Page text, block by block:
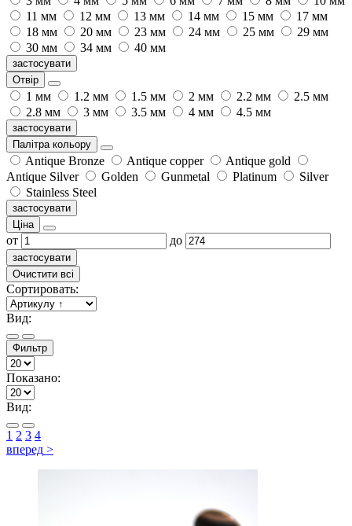
11 мм
12 мм 13 мм 14 мм 15 мм
17 мм
18 мм
20 мм 23 мм 24 мм 25 мм
29 мм
30 мм
34 мм 40 мм
застосувати
Отвір
1 мм 1.2 мм 1.5 мм 2 мм 2.2 мм
2.5 мм
2.8 мм
3 мм 3.5 мм 4 мм 4.5 мм
застосувати
Палітра кольору
Antique Bronze Antique copper
Antique gold
Antique Silver
Golden Gunmetal Platinum
Silver
Stainless Steel
застосувати
Ціна
от до
застосувати
Очистити всі
Сортировать:
Вид:
Фильтр
Показано:
Вид:
1 2 3 4
вперед >